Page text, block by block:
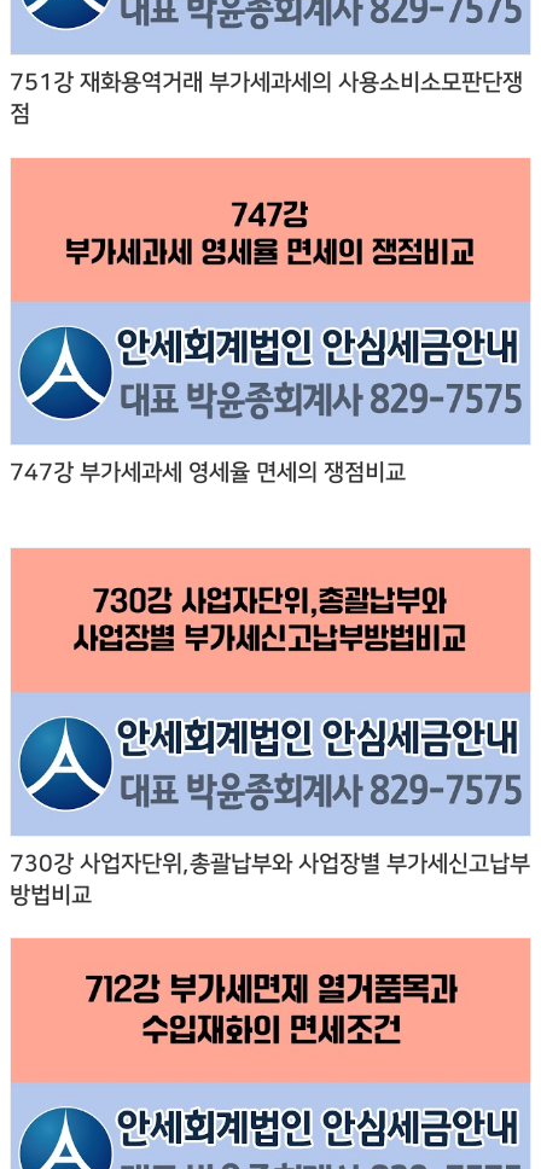
751강 재화용역거래 부가세과세의 사용소비소모판단쟁
점
747강 부가세과세 영세율 면세의 쟁점비교
730강 사업자단위,총괄납부와 사업장별 부가세신고납부
방법비교